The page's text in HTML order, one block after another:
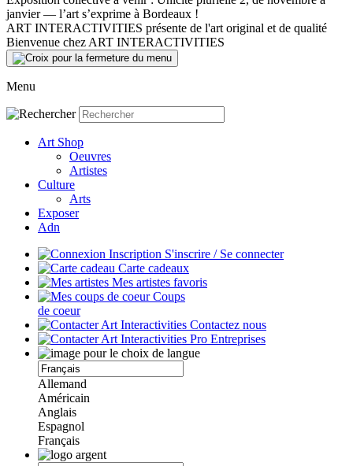
janvier — l’art s’exprime à Bordeaux !
ART INTERACTIVITIES présente de l'art original et de qualité
Bienvenue chez ART INTERACTIVITIES
Menu
Art Shop
Oeuvres
Artistes
Culture
Arts
Exposer
Adn
S'inscrire / Se connecter
Carte cadeaux
Mes artistes favoris
Coups
de coeur
Contactez nous
Entreprises
Allemand
Américain
Anglais
Espagnol
Français